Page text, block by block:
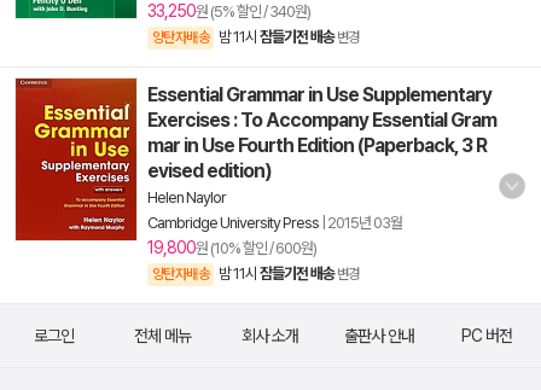
33,250원 (5% 할인 / 340원)
양탄자배송 밤 11시 잠들기전 배송 변경
Essential Grammar in Use Supplementary
Exercises : To Accompany Essential Gram
mar in Use Fourth Edition (Paperback, 3 R
evised edition)
Helen Naylor
Cambridge University Press 2015년 03월
19,800원 (10% 할인 / 600원)
양탄자배송 밤 11시 잠들기전 배송 변경
로그인 전체 메뉴 회사 소개 출판사 안내 PC 버전